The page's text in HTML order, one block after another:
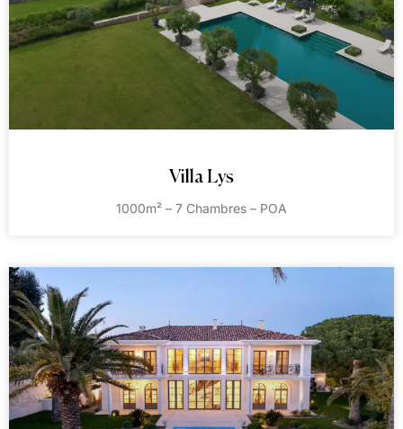
Villa Lys
1000m² – 7 Chambres – POA